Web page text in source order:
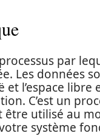
par
Les données
l’espace
C’est un
utilisé au
système